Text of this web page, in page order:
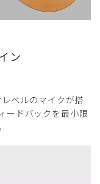
ン
ベルのマイクが搭
ードバックを最小限